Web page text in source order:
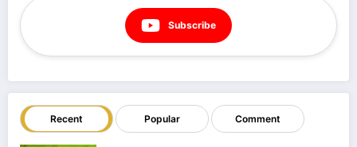
Subscribe
Recent Popular Comment